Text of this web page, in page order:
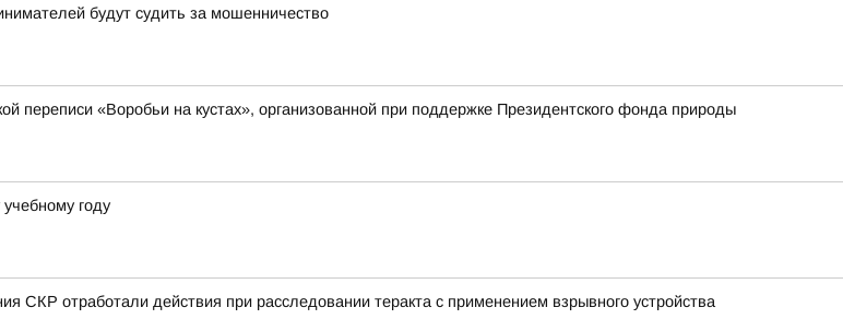
будут судить за мошенничество
переписи «Воробьи на кустах», организованной при поддержке Президентского фонда природы
году
СКР отработали действия при расследовании теракта с применением взрывного устройства